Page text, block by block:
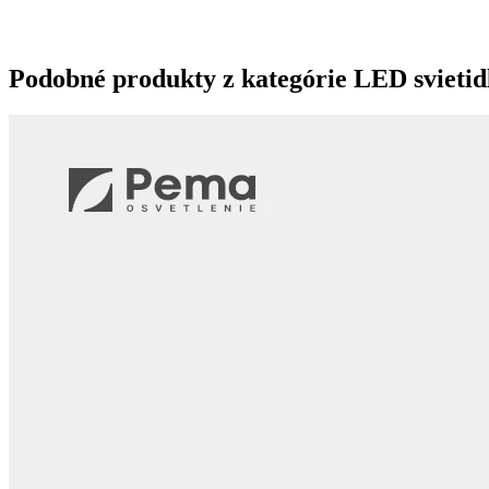
Podobné produkty z kategórie LED